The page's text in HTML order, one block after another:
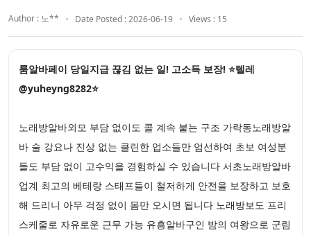
Author : 노** Date Posted : 2026-06-19 Views : 15
룸알바페이 당일지급 끊김 없는 일! 고소득 보장! ⭐텔레
@yuheyng8282⭐
노래방알바외모 부담 없이도 콜 계속 붙는 구조 가락동노래방알
바 술 강요나 진상 없는 클린한 업소들만 엄선하여 초보 여성분
들도 부담 없이 고수익을 경험하실 수 있습니다 서초노래방알바
업계 최고의 베테랑 스태프들이 철저하게 안전을 보장하고 보호
해 드리니 아무 걱정 없이 몸만 오시면 됩니다 노래방보도 프리
스케줄로 자유로운 근무 가능 유흥알바구인 밤의 여왕으로 군림